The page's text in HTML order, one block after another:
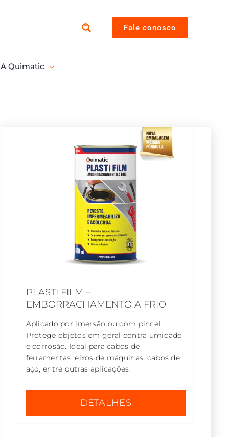
Fale conosco
A Quimatic
PLASTI FILM –
EMBORRACHAMENTO A FRIO
Aplicado por imersão ou com pincel.
Protege objetos em geral contra umidade
e corrosão. Ideal para cabos de
ferramentas, eixos de máquinas, cabos de
aço, entre outras aplicações.
DETALHES